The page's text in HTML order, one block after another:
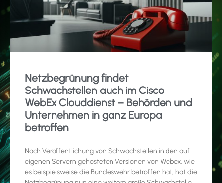
Netzbegrünung findet
Schwachstellen auch im Cisco
WebEx Clouddienst – Behörden und
Unternehmen in ganz Europa
betroffen
Nach Veröffentlichung von Schwachstellen in den auf
eigenen Servern gehosteten Versionen von Webex, wie
es beispielsweise die Bundeswehr betroffen hat, hat die